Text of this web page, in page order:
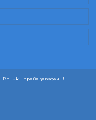
права запазени!